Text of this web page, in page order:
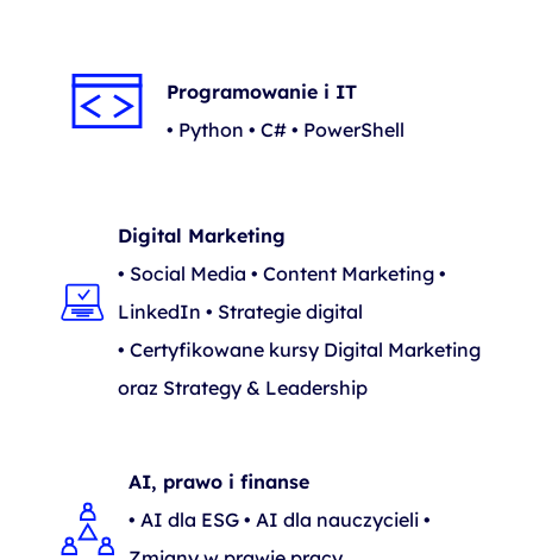
Programowanie i IT
• Python • C# • PowerShell
Digital Marketing
• Social Media • Content Marketing •
LinkedIn • Strategie digital
• Certyfikowane kursy Digital Marketing
oraz Strategy & Leadership
AI, prawo i finanse
• AI dla ESG • AI dla nauczycieli •